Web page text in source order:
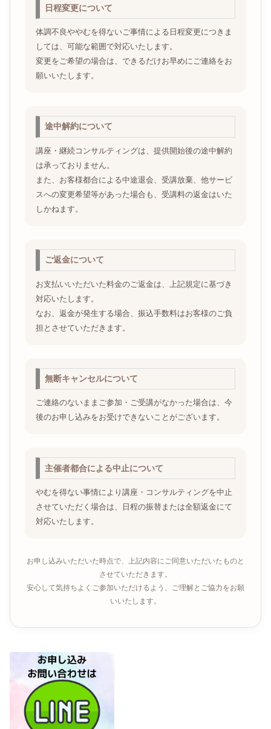
日程変更について
体調不良ややむを得ないご事情による日程変更につきま
しては、可能な範囲で対応いたします。
変更をご希望の場合は、できるだけお早めにご連絡をお
願いいたします。
途中解約について
講座・継続コンサルティングは、提供開始後の途中解約
は承っておりません。
また、お客様都合による中途退会、受講放棄、他サービ
スへの変更希望等があった場合も、受講料の返金はいた
しかねます。
ご返金について
お支払いいただいた料金のご返金は、上記規定に基づき
対応いたします。
なお、返金が発生する場合、振込手数料はお客様のご負
担とさせていただきます。
無断キャンセルについて
ご連絡のないままご参加・ご受講がなかった場合は、今
後のお申し込みをお受けできないことがございます。
主催者都合による中止について
やむを得ない事情により講座・コンサルティングを中止
させていただく場合は、日程の振替または全額返金にて
対応いたします。
お申し込みいただいた時点で、上記内容にご同意いただいたものと
させていただきます。
安心して気持ちよくご参加いただけるよう、ご理解とご協力をお願
いいたします。